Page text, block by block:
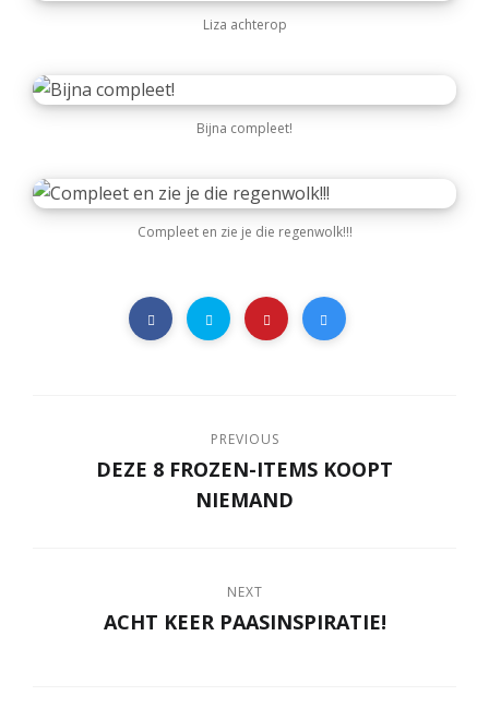
Liza achterop
Bijna compleet!
Compleet en zie je die regenwolk!!!
PREVIOUS
DEZE 8 FROZEN-ITEMS KOOPT
NIEMAND
NEXT
ACHT KEER PAASINSPIRATIE!